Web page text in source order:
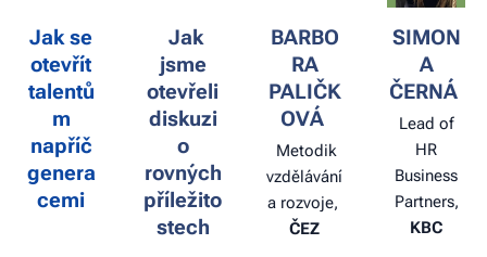
Jak se
otevřít
talentů
m
napříč
genera
cemi
Jak
jsme
otevřeli
diskuzi
o
rovných
příležito
stech
BARBO
RA
PALIČK
OVÁ
Metodik
vzdělávání
a rozvoje,
ČEZ
SIMON
A
ČERNÁ
Lead of
HR
Business
Partners,
KBC